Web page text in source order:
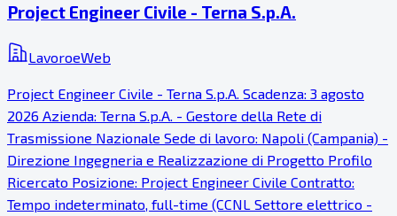
Project Engineer Civile - Terna S.p.A.
LavoroeWeb
Project Engineer Civile - Terna S.p.A. Scadenza: 3 agosto
2026 Azienda: Terna S.p.A. - Gestore della Rete di
Trasmissione Nazionale Sede di lavoro: Napoli (Campania) -
Direzione Ingegneria e Realizzazione di Progetto Profilo
Ricercato Posizione: Project Engineer Civile Contratto:
Tempo indeterminato, full-time (CCNL Settore elettrico -